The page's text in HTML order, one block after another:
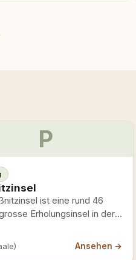
P
ist eine rund 46
Erholungsinsel in der
in…
Ansehen →